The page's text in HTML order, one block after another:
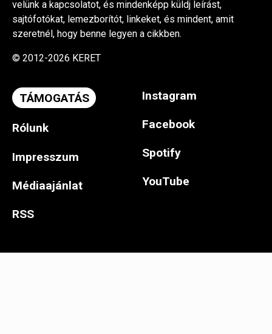
velünk a kapcsolatot, és mindenképp küldj leírást,
sajtófotókat, lemezborítót, linkeket, és mindent, amit
szeretnél, hogy benne legyen a cikkben.
© 2012-2026 KERET
TÁMOGATÁS
Rólunk
Impresszum
Médiaajánlat
RSS
Instagram
Facebook
Spotify
YouTube